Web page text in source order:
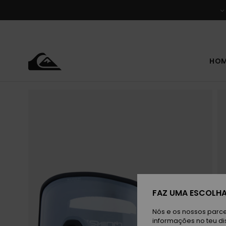
do
FAZ UMA
Nós e os nossos
informações no teu